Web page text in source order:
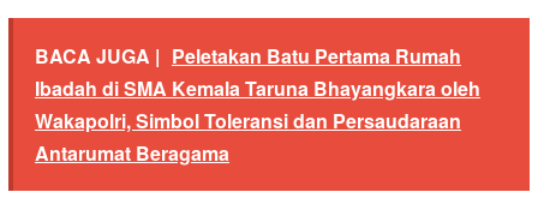
BACA JUGA | Peletakan Batu Pertama Rumah
Ibadah di SMA Kemala Taruna Bhayangkara oleh
Wakapolri, Simbol Toleransi dan Persaudaraan
Antarumat Beragama